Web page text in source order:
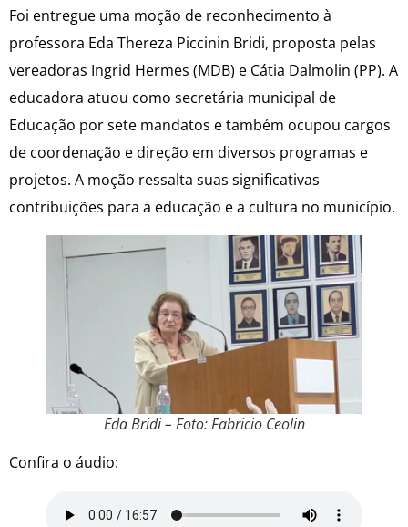
Foi entregue uma moção de reconhecimento à
professora Eda Thereza Piccinin Bridi, proposta pelas
vereadoras Ingrid Hermes (MDB) e Cátia Dalmolin (PP). A
educadora atuou como secretária municipal de
Educação por sete mandatos e também ocupou cargos
de coordenação e direção em diversos programas e
projetos. A moção ressalta suas significativas
contribuições para a educação e a cultura no município.
Eda Bridi – Foto: Fabricio Ceolin
Confira o áudio: